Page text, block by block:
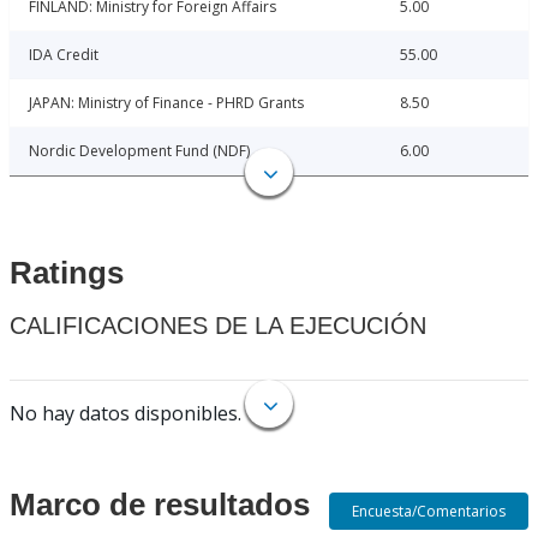
FINLAND: Ministry for Foreign Affairs 5.00
IDA Credit 55.00
JAPAN: Ministry of Finance - PHRD Grants 8.50
Nordic Development Fund (NDF) 6.00
Ratings
CALIFICACIONES DE LA EJECUCIÓN
No hay datos disponibles.
Marco de resultados Encuesta/Comentarios